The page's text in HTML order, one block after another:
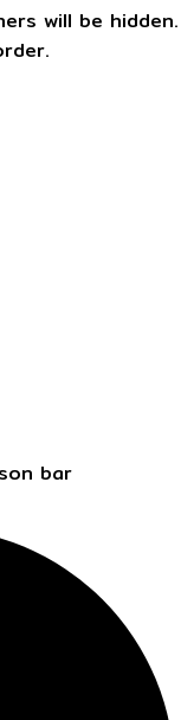
will be hidden.
bar